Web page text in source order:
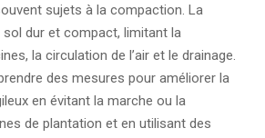
sujets à la compaction. La
dur et compact, limitant la
la circulation de l’air et le drainage.
des mesures pour améliorer la
en évitant la marche ou la
de plantation et en utilisant des